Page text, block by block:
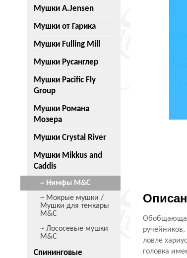
Мушки A.Jensen
Мушки от Гарика
Мушки Fulling Mill
Мушки Русанглер
Мушки Pacific Fly
Group
Мушки Романа
Мозера
Мушки Crystal River
Мушки Mikkus and
Caddis
~ Нимфы M&C
~ Мокрые мушки /
Мушки для тенкары
M&C
~ Лососевые мушки
M&C
Спининговые
ловле
головка